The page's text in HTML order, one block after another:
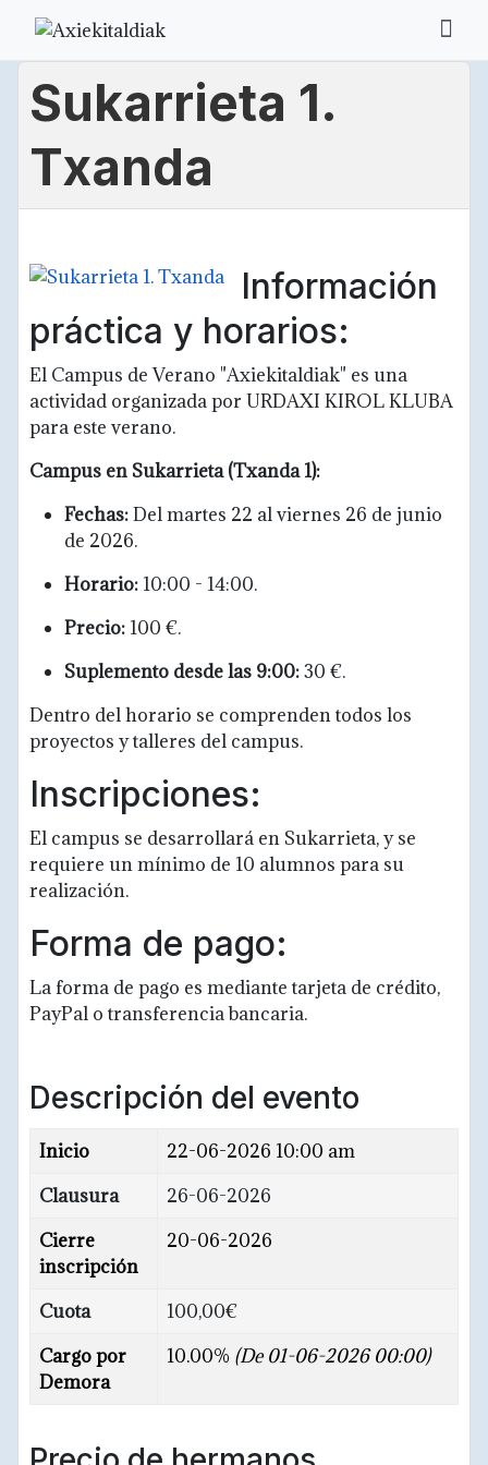
Sukarrieta 1.
Txanda
Información
práctica y horarios:
El Campus de Verano "Axiekitaldiak" es una
actividad organizada por URDAXI KIROL KLUBA
para este verano.
Campus en Sukarrieta (Txanda 1):
Fechas:Del martes 22 al viernes 26 de junio
de 2026.
Horario: 10:00 - 14:00.
Precio: 100 €.
Suplemento desde las 9:00:30 €.
Dentro del horario se comprenden todos los
proyectos y talleres del campus.
Inscripciones:
El campus se desarrollará en Sukarrieta, y se
requiere un mínimo de 10 alumnos para su
realización.
Forma de pago:
La forma de pago es mediante tarjeta de crédito,
PayPal o transferencia bancaria.
Descripción del evento
Inicio
22-06-2026 10:00 am
Clausura
26-06-2026
Cierre
inscripción
20-06-2026
Cuota
100,00€
Cargo por
Demora
10.00% (De 01-06-2026 00:00)